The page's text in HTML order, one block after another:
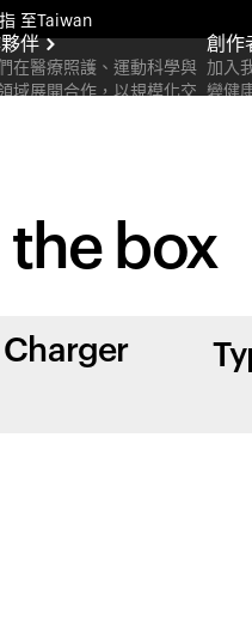
至Taiwan
即將推出。
至Taiwan
伴
在醫療照護、運動科學與
域展開合作，以規模化交
創作
加入
變健
the box
Charger